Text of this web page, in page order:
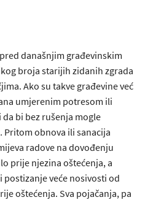
današnjim građevinskim
broja starijih zidanih zgrada
Ako su takve građevine već
umjerenim potresom ili
bi bez rušenja mogle
obnova ili sanacija
radove na dovođenju
prije njezina oštećenja, a
veće nosivosti od
oštećenja. Sva pojačanja, pa